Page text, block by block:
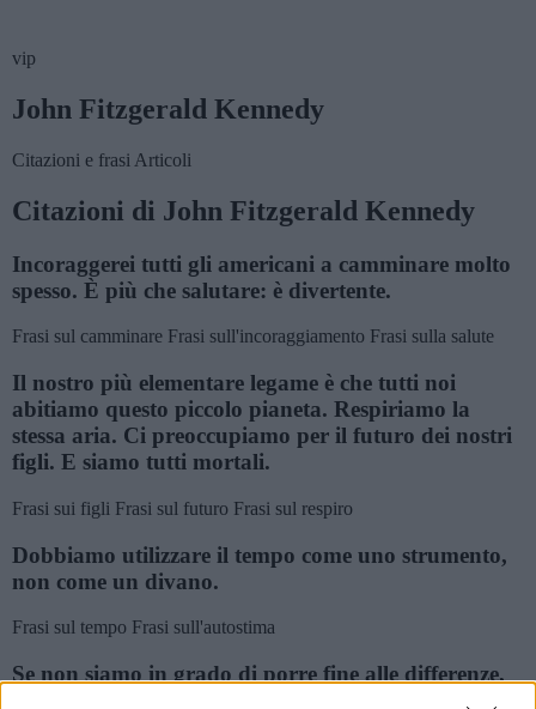
vip
John Fitzgerald Kennedy
Citazioni e frasi Articoli
Citazioni di John Fitzgerald Kennedy
Incoraggerei tutti gli americani a camminare molto
spesso. È più che salutare: è divertente.
Frasi sul camminare Frasi sull'incoraggiamento Frasi sulla salute
Il nostro più elementare legame è che tutti noi
abitiamo questo piccolo pianeta. Respiriamo la
stessa aria. Ci preoccupiamo per il futuro dei nostri
figli. E siamo tutti mortali.
Frasi sui figli Frasi sul futuro Frasi sul respiro
Dobbiamo utilizzare il tempo come uno strumento,
non come un divano.
Frasi sul tempo Frasi sull'autostima
Se non siamo in grado di porre fine alle differenze,